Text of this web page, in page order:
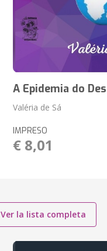
A Epidemia do
Valéria de Sá
IMPRESO
€ 8,01
Ver la lista completa